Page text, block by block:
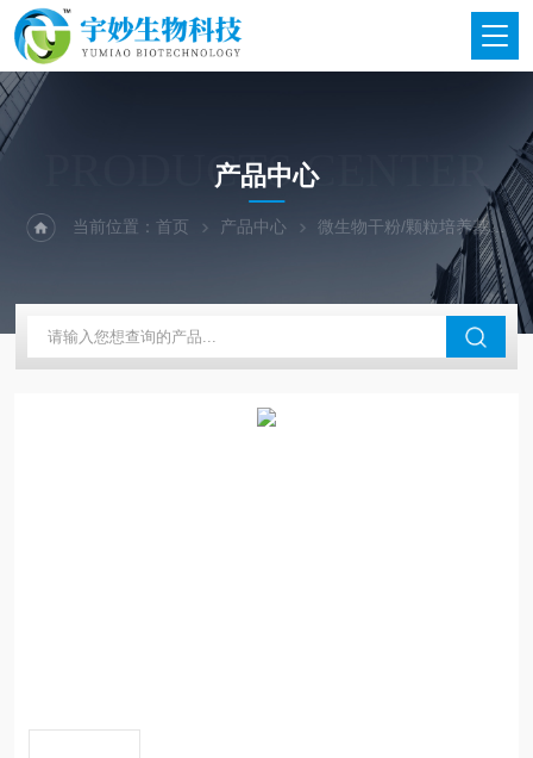
PRODUCTS CENTER
产品中心
当前位置：首页 产品中心 微生物干粉/颗粒培养基